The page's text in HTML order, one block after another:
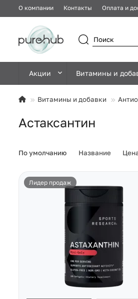
О компании Контакты Оплата и
Акции Витамины и
Витамины и добавки
Астаксантин
По умолчанию Название
Лидер продаж